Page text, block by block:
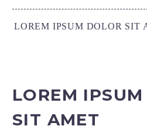
LOREM IPSUM DOLOR SIT
LOREM
SIT AMET